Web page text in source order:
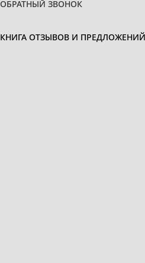
ОБРАТНЫЙ ЗВОНОК
КНИГА ОТЗЫВОВ И ПРЕДЛОЖЕНИЙ